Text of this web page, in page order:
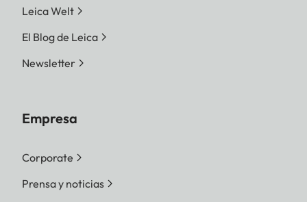
Leica Welt
El Blog de Leica
Newsletter
Empresa
Corporate
Prensa y noticias